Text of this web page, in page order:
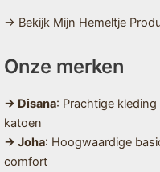
→ Bekijk Mijn Hemeltje
Onze merken
→ Disana: Prachtige
katoen
→ Joha: Hoogwaardige
comfort